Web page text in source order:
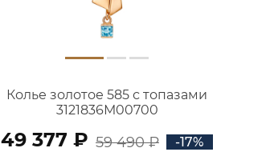
Колье золотое 585 с топазами
3121836М00700
49 377 ₽ 59 490 ₽
-17%